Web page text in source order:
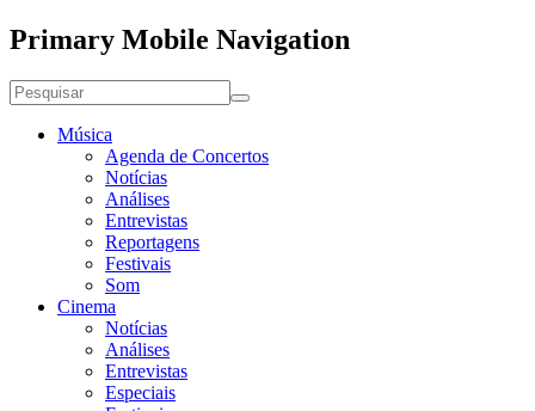
Primary Mobile Navigation
Música
Agenda de Concertos
Notícias
Análises
Entrevistas
Reportagens
Festivais
Som
Cinema
Notícias
Análises
Entrevistas
Especiais